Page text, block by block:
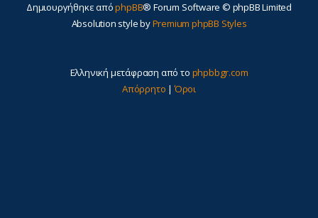
Δημιουργήθηκε απόphpBB® Forum Software © phpBB Limited
Absolution style byPremium phpBB Styles
Ελληνική μετάφραση από το phpbbgr.com
Απόρρητο |Όροι